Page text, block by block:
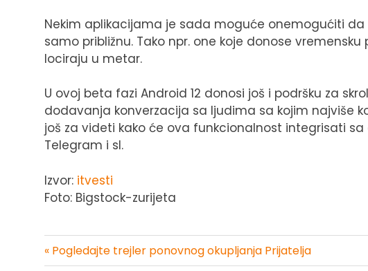
Nekim aplikacijama je sada moguće onemogućiti da
samo približnu. Tako npr. one koje donose
lociraju u metar.
U ovoj beta fazi Android 12 donosi još i podršku za
dodavanja konverzacija sa ljudima sa kojim najviše
još za videti kako će ova funkcionalnost integrisati
Telegram i sl.
Izvor: itvesti
Foto: Bigstock-zurijeta
« Pogledajte trejler ponovnog okupljanja Prijatelja